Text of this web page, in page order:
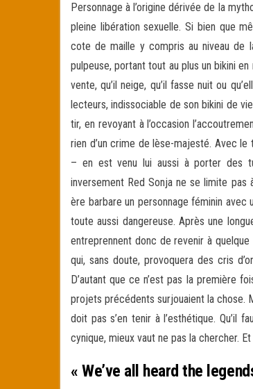
Personnage à l’origine dérivée de la
pleine libération sexuelle. Si bien que
cote de maille y compris au niveau de
pulpeuse, portant tout au plus un bikini
vente, qu’il neige, qu’il fasse nuit ou
lecteurs, indissociable de son bikini de
tir, en revoyant à l’occasion
rien d’un crime de lèse-majesté. Avec le
– en est venu lui aussi à porter des
inversement Red Sonja ne se limite pas
ère barbare un personnage féminin avec
toute aussi dangereuse. Après une
entreprennent donc de revenir à
qui, sans doute, provoquera des cris
D’autant que ce n’est pas la première
projets précédents surjouaient la chose.
doit pas s’en tenir à l’esthétique. Qu’il
cynique, mieux vaut ne pas la chercher.
« We’ve all heard the